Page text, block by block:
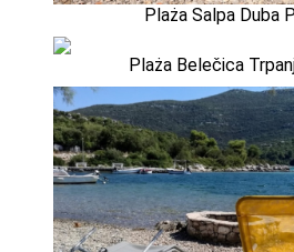
Plaża Salpa Duba
Plaża Belečica